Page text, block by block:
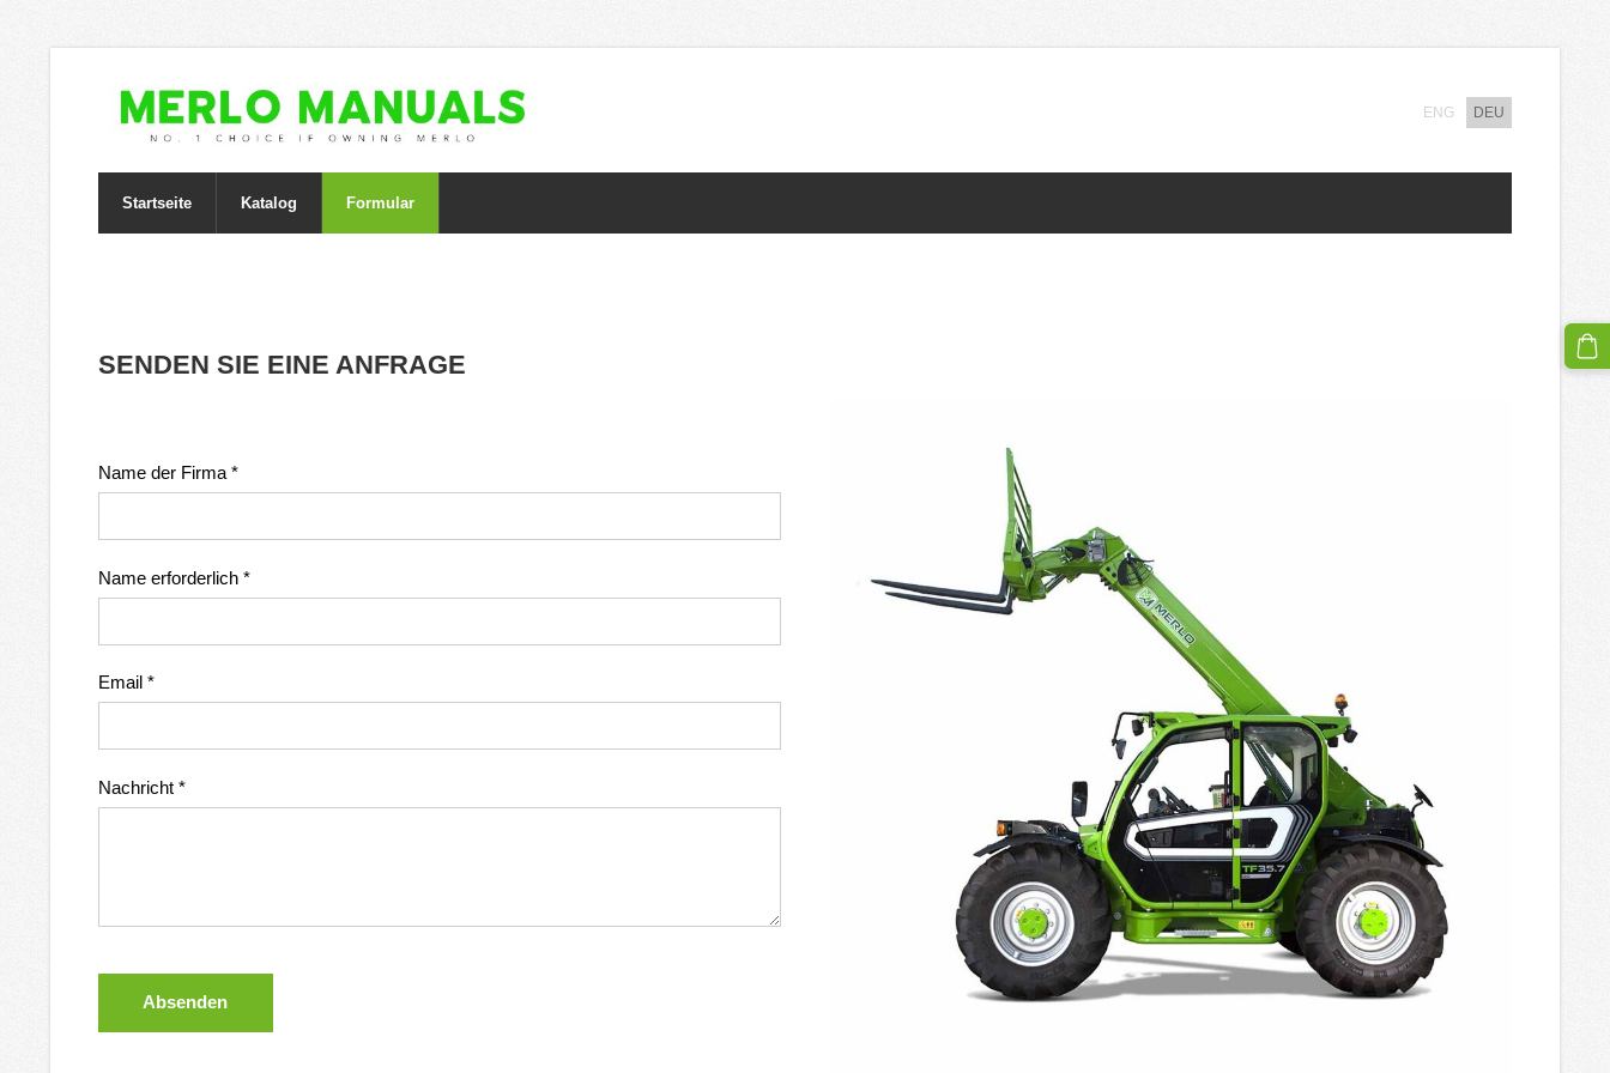
ENG DEU
Startseite Katalog Formular
SENDEN SIE EINE ANFRAGE
Name der Firma *
Name erforderlich *
Email *
Nachricht *